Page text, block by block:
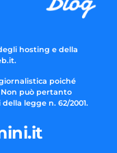
hosting e della
poiché
può pertanto
legge n. 62/2001.